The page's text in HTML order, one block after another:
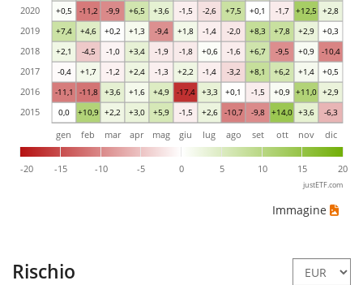
0,0 +10,9 +2,2 +3,0 +5,9 -1,5 +2,6 -10,7 -9,8 +14,0 +3,6 -6,3
-11,1 -11,8 +3,6 +1,6 +4,9 -17,4 +3,3 +0,1 -1,5 +0,9 +11,0 +2,9
-0,4 +1,7 -1,2 +2,4 -1,3 +2,2 -1,4 -3,2 +8,1 +6,2 +1,4 +0,5
+2,1 -4,5 -1,0 +3,4 -1,9 -1,8 +0,6 -1,6 +6,7 -9,5 +0,9 -10,4
+7,4 +4,6 +0,2 +1,3 -9,4 +1,8 -1,4 -2,0 +8,3 +7,8 +2,9 +0,3
+0,5 -11,2 -9,9 +6,5 +3,6 -1,5 -2,6 +7,5 +0,1 -1,7 +12,5 +2,8
-20 -15 -10 -5 0 5 10 15 20
gen feb mar apr mag giu lug ago set ott nov dic
2015
2016
2017
2018
2019
2020
justETF.com
Immagine
Rischio